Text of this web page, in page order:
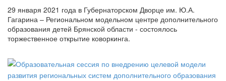
29 января 2021 года в Губернаторском Дворце им. Ю.А.
Гагарина – Региональном модельном центре дополнительного
образования детей Брянской области - состоялось
торжественное открытие коворкинга.